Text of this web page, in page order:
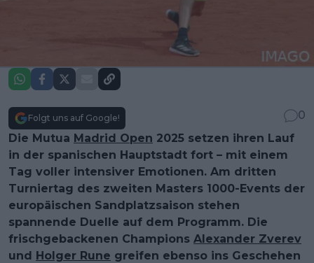
Folgt uns auf Google!
0
Die Mutua Madrid Open 2025 setzen ihren Lauf
in der spanischen Hauptstadt fort – mit einem
Tag voller intensiver Emotionen. Am dritten
Turniertag des zweiten Masters 1000-Events der
europäischen Sandplatzsaison stehen
spannende Duelle auf dem Programm. Die
frischgebackenen Champions Alexander Zverev
und Holger Rune greifen ebenso ins Geschehen